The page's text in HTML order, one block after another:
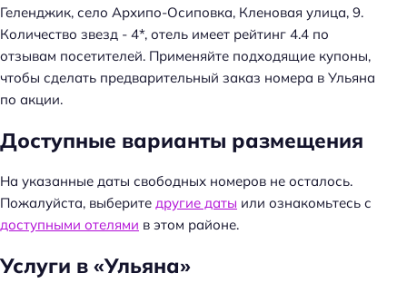
Геленджик, село Архипо-Осиповка, Кленовая улица, 9.
Количество звезд - 4*, отель имеет рейтинг 4.4 по
отзывам посетителей. Применяйте подходящие купоны,
чтобы сделать предварительный заказ номера в Ульяна
по акции.
Доступные варианты размещения
На указанные даты свободных номеров не осталось.
Пожалуйста, выберите другие даты или ознакомьтесь с
доступными отелями в этом районе.
Услуги в «Ульяна»